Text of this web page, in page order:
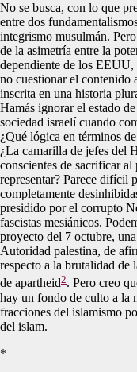
No se busca, con lo que
entre dos
integrismo musulmán.
de la asimetría entre la
dependiente de los
no cuestionar el contenido
inscrita en una historia
Hamás ignorar el estado
sociedad israelí cuando
¿Qué lógica en términos
¿La camarilla de jefes del
conscientes de sacrificar
representar? Parece difícil
completamente
presidido por el corrupto
fascistas mesiánicos.
proyecto del 7 octubre,
Autoridad palestina, de
respecto a la brutalidad de
de apartheid2. Pero creo
hay un fondo de culto a la
fracciones del islamismo
del islam.
*